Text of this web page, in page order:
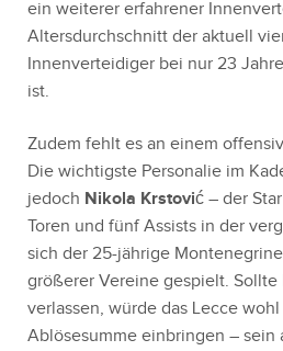
ein weiterer erfahrener
Altersdurchschnitt der aktuell
Innenverteidiger bei nur 23
ist.
Zudem fehlt es an einem
Die wichtigste Personalie im
jedoch Nikola Krstović – der
Toren und fünf Assists in der
sich der 25-jährige
größerer Vereine gespielt.
verlassen, würde das Lecce
Ablösesumme einbringen – sein